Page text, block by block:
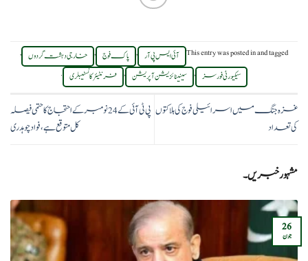
This entry was posted inand tagged آئی ایس پی آر , پاک فوج , خارجی دہشت گردوں ,
سیکیورٹی فورسز , سینیٹائزیشن آپریشن , فرنٹیئر کانسٹیبلری .
غزہ جنگ میں اسرائیلی فوج کی ہلاکتوں
کی تعداد
پی ٹی آئی کے 24 نومبر کے احتجاج کا حتمی فیصلہ
کل متوقع ہے، فواد چوہدری
مشہور خبریں۔
26
جون